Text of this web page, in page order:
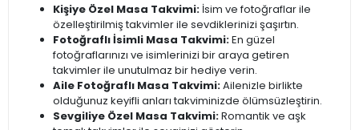
Kişiye Özel Masa Takvimi: İsim ve fotoğraflar ile
özelleştirilmiş takvimler ile sevdiklerinizi şaşırtın.
Fotoğraflı İsimli Masa Takvimi:En güzel
fotoğraflarınızı ve isimlerinizi bir araya getiren
takvimler ile unutulmaz bir hediye verin.
Aile Fotoğraflı Masa Takvimi:Ailenizle birlikte
olduğunuz keyifli anları takviminizde ölümsüzleştirin.
Sevgiliye Özel Masa Takvimi:Romantik ve aşk